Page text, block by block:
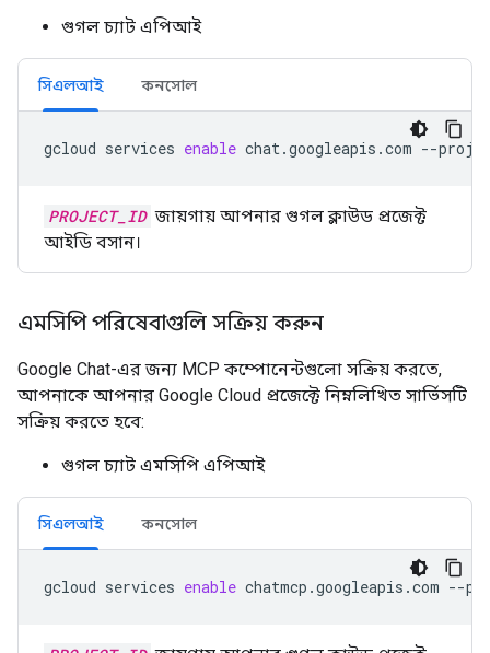
গুগল চ্যাট এপিআই
সিএলআই কনসোল
gcloud services enable chat.googleapis.com --
PROJECT_ID জায়গায় আপনার গুগল ক্লাউড প্রজেক্ট
আইডি বসান।
এমসিপি পরিষেবাগুলি সক্রিয় করুন
Google Chat-এর জন্য MCP কম্পোনেন্টগুলো সক্রিয় করতে,
আপনাকে আপনার Google Cloud প্রজেক্টে নিম্নলিখিত সার্ভিসটি
সক্রিয় করতে হবে:
গুগল চ্যাট এমসিপি এপিআই
সিএলআই কনসোল
gcloud services enable chatmcp.googleapis.com --